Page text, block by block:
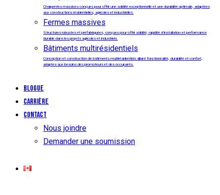
Charpentes massives conçues pour offrir une solidité exceptionnelle et une durabilité optimale, adaptées
aux constructions résidentielles, agricoles et industrielles.
Fermes massives
Structures robustes et préfabriquées, conçues pour offrir solidité, rapidité d’installation et performance
durable dans les projets agricoles et industriels.
Bâtiments multirésidentiels
Conception et construction de bâtiments multirésidentiels alliant fonctionnalité, durabilité et confort,
adaptés aux besoins des promoteurs et des occupants.
Blogue
Carrière
Contact
Nous joindre
Demander une soumission